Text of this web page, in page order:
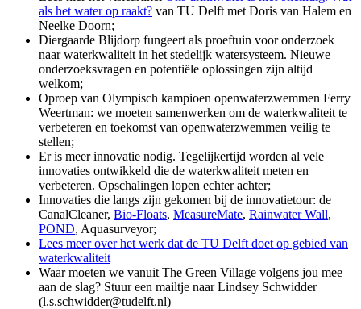
als het water op raakt? van TU Delft met Doris van Halem en
Neelke Doorn;
Diergaarde Blijdorp fungeert als proeftuin voor onderzoek
naar waterkwaliteit in het stedelijk watersysteem. Nieuwe
onderzoeksvragen en potentiële oplossingen zijn altijd
welkom;
Oproep van Olympisch kampioen openwaterzwemmen Ferry
Weertman: we moeten samenwerken om de waterkwaliteit te
verbeteren en toekomst van openwaterzwemmen veilig te
stellen;
Er is meer innovatie nodig. Tegelijkertijd worden al vele
innovaties ontwikkeld die de waterkwaliteit meten en
verbeteren. Opschalingen lopen echter achter;
Innovaties die langs zijn gekomen bij de innovatietour: de
CanalCleaner, Bio-Floats, MeasureMate, Rainwater Wall,
POND, Aquasurveyor;
Lees meer over het werk dat de TU Delft doet op gebied van
waterkwaliteit
Waar moeten we vanuit The Green Village volgens jou mee
aan de slag? Stuur een mailtje naar Lindsey Schwidder
(l.s.schwidder@tudelft.nl)